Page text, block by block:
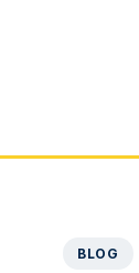
principal
BLOG